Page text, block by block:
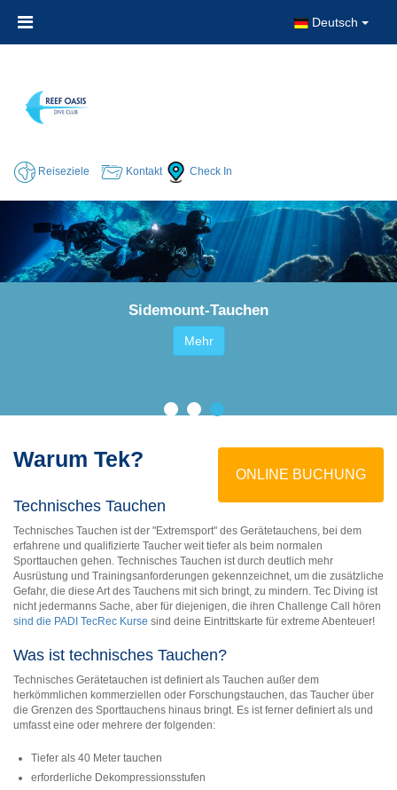
Deutsch
Reiseziele Kontakt Check In
Sidemount-Tauchen
Mehr
Warum Tek?
ONLINE BUCHUNG
Technisches Tauchen
Technisches Tauchen ist der "Extremsport" des Gerätetauchens, bei dem
erfahrene und qualifizierte Taucher weit tiefer als beim normalen
Sporttauchen gehen. Technisches Tauchen ist durch deutlich mehr
Ausrüstung und Trainingsanforderungen gekennzeichnet, um die zusätzliche
Gefahr, die diese Art des Tauchens mit sich bringt, zu mindern. Tec Diving ist
nicht jedermanns Sache, aber für diejenigen, die ihren Challenge Call hören
sind die PADI TecRec Kurse sind deine Eintrittskarte für extreme Abenteuer!
Was ist technisches Tauchen?
Technisches Gerätetauchen ist definiert als Tauchen außer dem
herkömmlichen kommerziellen oder Forschungstauchen, das Taucher über
die Grenzen des Sporttauchens hinaus bringt. Es ist ferner definiert als und
umfasst eine oder mehrere der folgenden:
Tiefer als 40 Meter tauchen
erforderliche Dekompressionsstufen